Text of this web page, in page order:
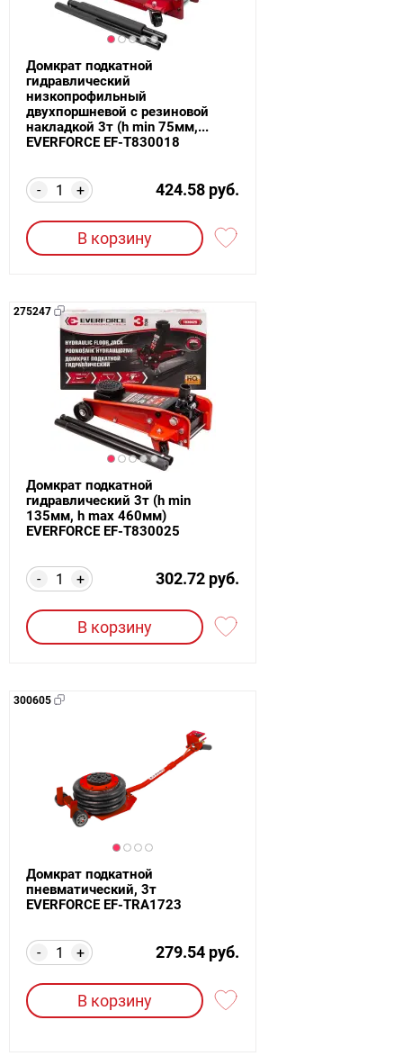
Домкрат подкатной
гидравлический
низкопрофильный
двухпоршневой с резиновой
накладкой 3т (h min 75мм,...
EVERFORCE EF-T830018
+
- 424.58 руб.
В корзину
275247
Домкрат подкатной
гидравлический 3т (h min
135мм, h max 460мм)
EVERFORCE EF-T830025
+
- 302.72 руб.
В корзину
300605
Домкрат подкатной
пневматический, 3т
EVERFORCE EF-TRA1723
+
- 279.54 руб.
В корзину